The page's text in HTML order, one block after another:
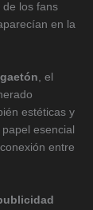
de los fans
en la
, el
estéticas y
esencial
entre